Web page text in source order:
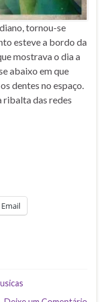
tornou-se
esteve a bordo da
mostrava o dia a
abaixo em que
dentes no espaço.
ribalta das redes
Email